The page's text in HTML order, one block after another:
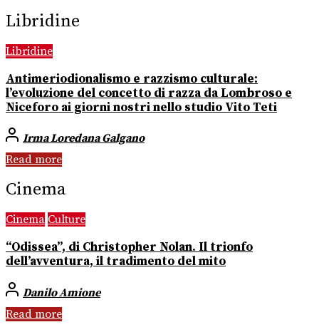
Libridine
Libridine
Antimeriodionalismo e razzismo culturale:
l’evoluzione del concetto di razza da Lombroso e
Niceforo ai giorni nostri nello studio Vito Teti
Irma Loredana Galgano
Read more
Cinema
Cinema Culture
“Odissea”, di Christopher Nolan. Il trionfo
dell’avventura, il tradimento del mito
Danilo Amione
Read more